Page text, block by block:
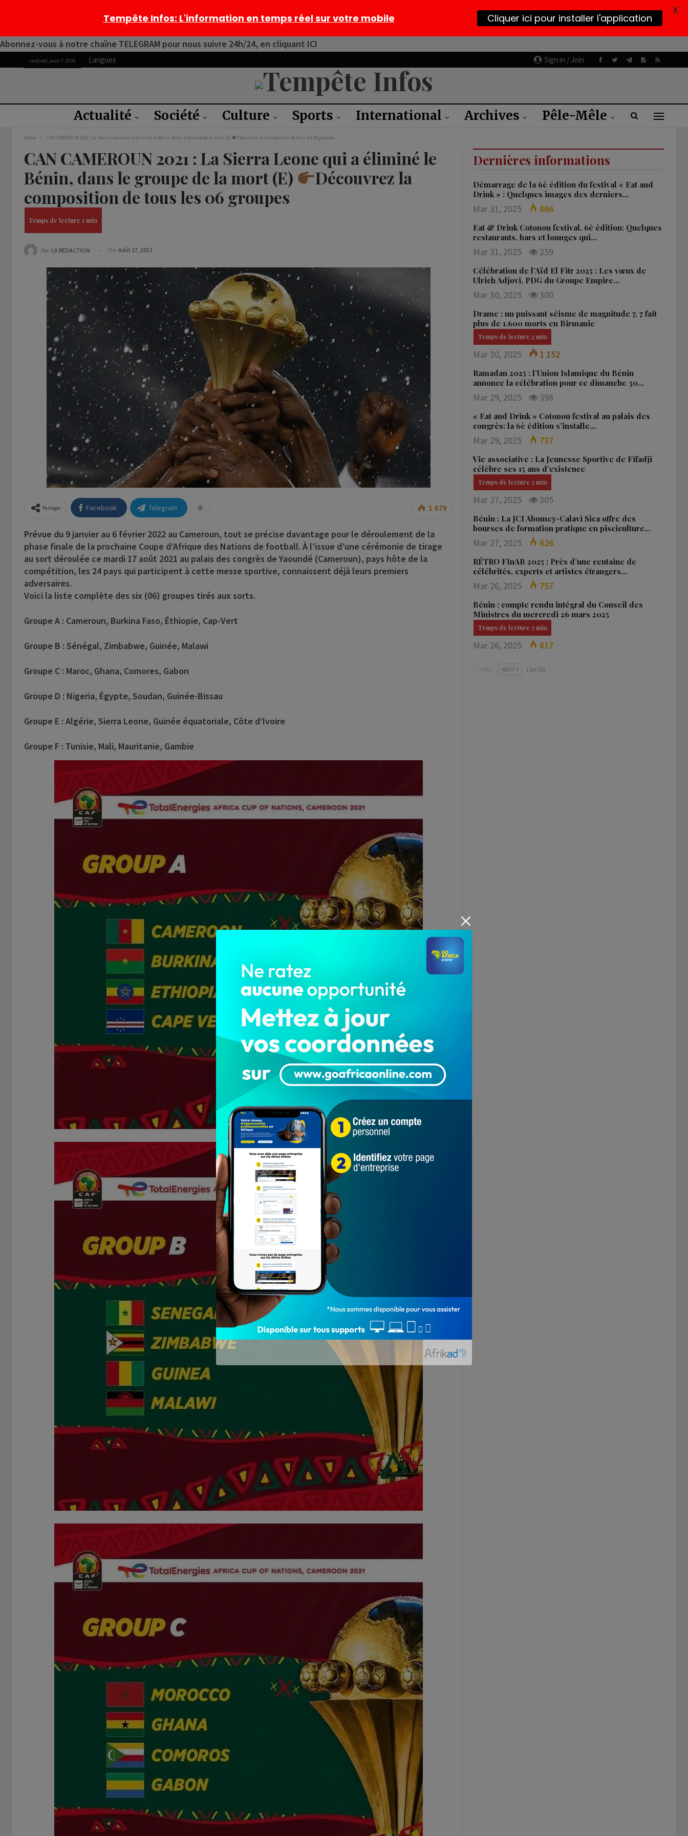
Abonnez-vous à notre chaîne TELEGRAM pour nous suivre 24h/24, en cliquant ICI
Sign in / Join
vendredi, août 7, 2026 Langues
Actualité Société Culture Sports International Archives Pêle-Mêle
Home CAN CAMEROUN 2021 : La Sierra Leone qui a éliminé le Bénin, dans le groupe de la mort (E) Découvrez la composition de tous les 06 groupes
CAN CAMEROUN 2021 : La Sierra Leone qui a éliminé le
Bénin, dans le groupe de la mort (E)
Découvrez la
composition de tous les 06 groupes
Par LA REDACTION On Août 17, 2021
1 679
Partager Facebook Telegram
Prévue du 9 janvier au 6 février 2022 au Cameroun, tout se précise davantage pour le déroulement de la
phase finale de la prochaine Coupe d’Afrique des Nations de football. À l’issue d’une cérémonie de tirage
au sort déroulée ce mardi 17 août 2021 au palais des congrès de Yaoundé (Cameroun), pays hôte de la
compétition, les 24 pays qui participent à cette messe sportive, connaissent déjà leurs premiers
adversaires.
Voici la liste complète des six (06) groupes tirés aux sorts.
Groupe A : Cameroun, Burkina Faso, Éthiopie, Cap-Vert
Groupe B : Sénégal, Zimbabwe, Guinée, Malawi
Groupe C : Maroc, Ghana, Comores, Gabon
Groupe D : Nigeria, Égypte, Soudan, Guinée-Bissau
Groupe E : Algérie, Sierra Leone, Guinée équatoriale, Côte d’Ivoire
Groupe F : Tunisie, Mali, Mauritanie, Gambie
Dernières informations
Démarrage de la 6è édition du festival « Eat and
Drink » : Quelques images des derniers…
Mar 31, 2025 866
Eat & Drink Cotonou festival, 6è édition: Quelques
restaurants, bars et lounges qui…
Mar 31, 2025 259
Célébration de l’Aïd El Fitr 2025 : Les vœux de
Ulrich Adjovi, PDG du Groupe Empire…
Mar 30, 2025 300
Drame : un puissant séisme de magnitude 7, 7 fait
plus de 1.600 morts en Birmanie
Mar 30, 2025 1 152
Ramadan 2025 : l’Union Islamique du Bénin
annonce la célébration pour ce dimanche 30…
Mar 29, 2025 398
« Eat and Drink » Cotonou festival au palais des
congrès: la 6è édition s’installe…
Mar 29, 2025 737
Vie associative : La Jeunesse Sportive de Fifadji
célèbre ses 15 ans d’existence
Mar 27, 2025 305
Bénin : La JCI Abomey-Calavi Sica offre des
bourses de formation pratique en pisciculture…
Mar 27, 2025 626
RÉTRO FInAB 2025 : Près d’une centaine de
célébrités, experts et artistes étrangers…
Mar 26, 2025 757
Bénin : compte rendu intégral du Conseil des
Ministres du mercredi 26 mars 2025
Mar 26, 2025 817
NEXT 1 De 533
Tempête Infos: L'information en temps réel sur votre mobile Cliquer ici pour installer l'application
X